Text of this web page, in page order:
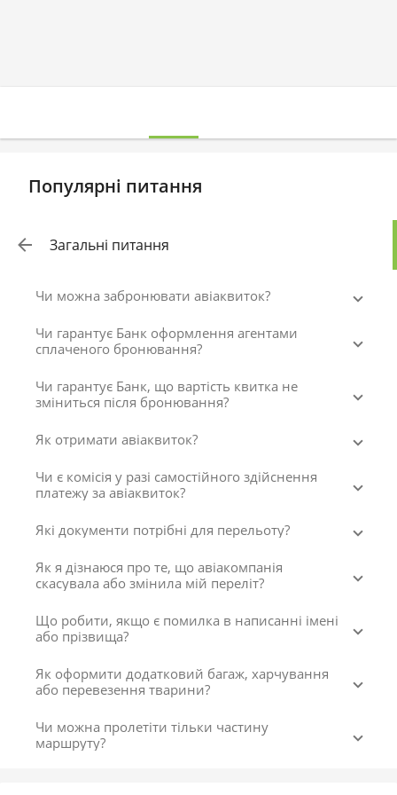
Популярні питання
Загальні питання
Чи можна забронювати авіаквиток?
Чи гарантує Банк оформлення агентами
сплаченого бронювання?
Чи гарантує Банк, що вартість квитка не
зміниться після бронювання?
Як отримати авіаквиток?
Чи є комісія у разі самостійного здійснення
платежу за авіаквиток?
Які документи потрібні для перельоту?
Як я дізнаюся про те, що авіакомпанія
скасувала або змінила мій переліт?
Що робити, якщо є помилка в написанні імені
або прізвища?
Як оформити додатковий багаж, харчування
або перевезення тварини?
Чи можна пролетіти тільки частину
маршруту?